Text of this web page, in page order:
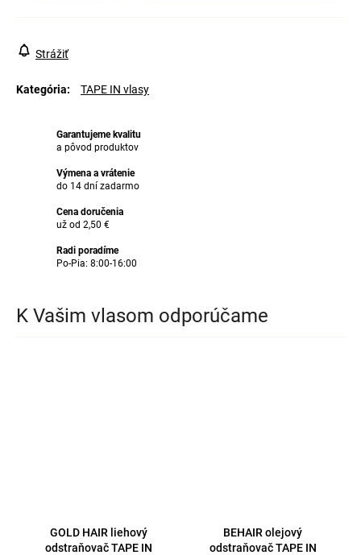
Kategória: TAPE IN vlasy
Strážiť
Garantujeme kvalitu
a pôvod produktov
Výmena a vrátenie
do 14 dní zadarmo
Cena doručenia
už od 2,50 €
Radi poradíme
Po-Pia: 8:00-16:00
K Vašim vlasom odporúčame
GOLD HAIR liehový
odstraňovač TAPE IN
BEHAIR olejový
odstraňovač TAPE IN